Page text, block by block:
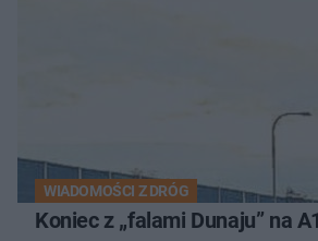
WIADOMOŚCI Z DRÓG
Koniec z „falami Dunaju” na